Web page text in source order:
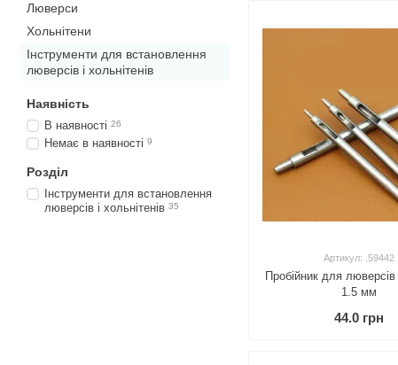
Артикул: .59442
Пробійник для
1.5 мм
44.0 грн
Люверси
Хольнітени
Інструменти для встановлення
люверсів і хольнітенів
Наявність
В наявності 26
Немає в наявності 9
Розділ
Інструменти для встановлення
люверсів і хольнітенів 35